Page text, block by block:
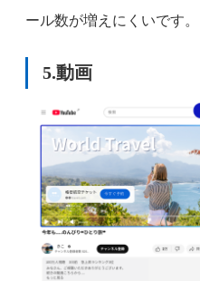
ール数が増えにくいです。
5.動画